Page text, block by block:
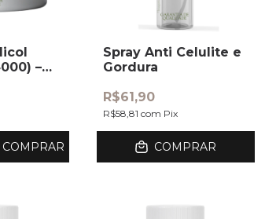
–
COMPRAR
Spray Anti Celulite e
Gordura
R$61,90
R$58,81 com Pix
COMPRAR